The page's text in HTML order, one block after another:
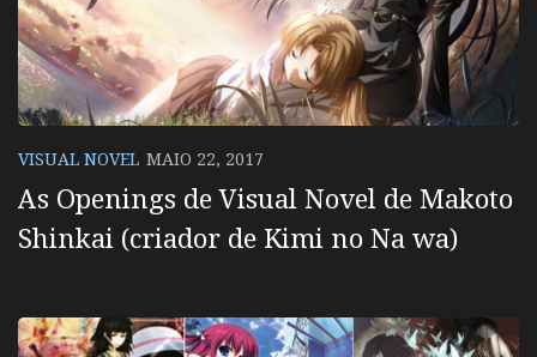
VISUAL NOVEL MAIO 22, 2017
As Openings de Visual Novel de Makoto
Shinkai (criador de Kimi no Na wa)